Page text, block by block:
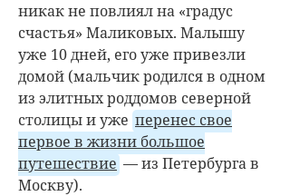
никак не повлиял на «градус
счастья» Маликовых. Малышу
уже 10 дней, его уже привезли
домой (мальчик родился в одном
из элитных роддомов северной
столицы и уже перенес свое
первое в жизни большое
путешествие — из Петербурга в
Москву).